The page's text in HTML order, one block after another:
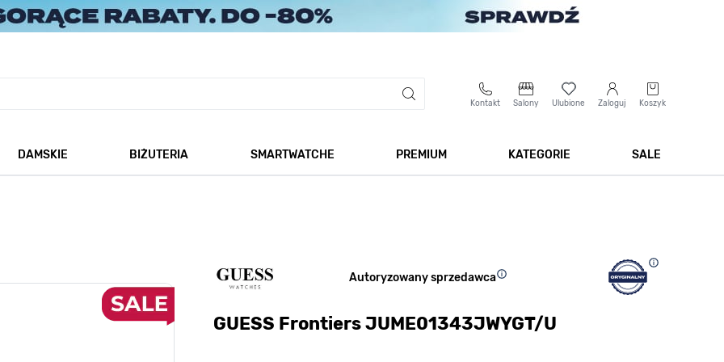
Kontakt Salony Ulubione Zaloguj Koszyk
DAMSKIE
BIŻUTERIA
SMARTWATCHE
PREMIUM
KATEGORIE
SALE
Autoryzowany sprzedawca
GUESS Frontiers JUME01343JWYGT/U